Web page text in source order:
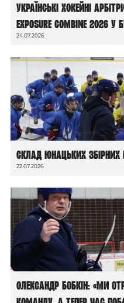
Українські хокейні
Exposure Combine 2026 у
24.07.2026
Склад юнацьких збірних
22.07.2026
Олександр Бобкін: «Ми